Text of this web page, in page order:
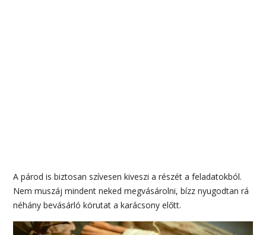
A párod is biztosan szívesen kiveszi a részét a feladatokból.
Nem muszáj mindent neked megvásárolni, bízz nyugodtan rá
néhány bevásárló körutat a karácsony előtt.